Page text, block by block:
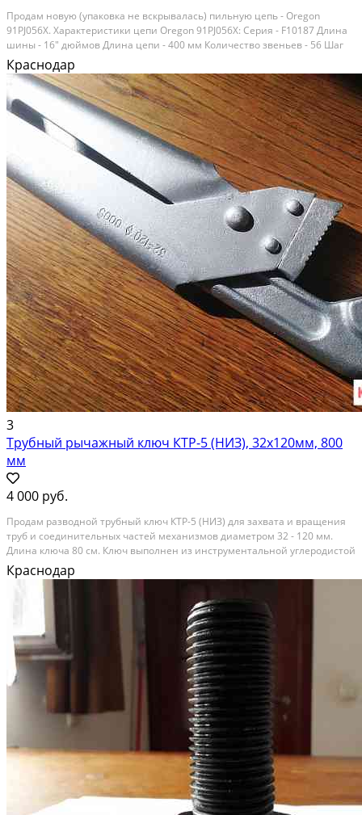
Продам новую (упаковка не вскрывалась) пильную цепь - Oregon
91PJ056X. Характеристики цепи Oregon 91PJ056X: Серия - F10187 Длина
шины - 16" дюймов Длина цепи - 400 мм Количество звеньев - 56 Шаг
цепи, 3/8 дюйма (3/8"(0.375") Ширина паза, мм - 1.3 мм Подходит для
следующих бензопил Einhell,...
Краснодар
3
Трубный рычажный ключ КТР-5 (НИЗ), 32х120мм, 800
мм
4 000 руб.
Продам разводной трубный ключ КТР-5 (НИЗ) для захвата и вращения
труб и соединительных частей механизмов диаметром 32 - 120 мм.
Длина ключа 80 см. Ключ выполнен из инструментальной углеродистой
стали марки 45, обладает высокой стойкостью к износу. Обе губки
ключа имеют зубцы, наклоненные против...
Краснодар